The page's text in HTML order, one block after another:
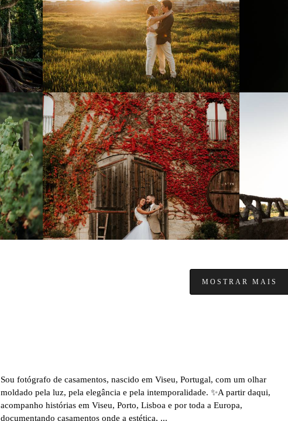
734 0
1092 0
MOSTRAR MAIS
Sou fotógrafo de casamentos, nascido em Viseu, Portugal, com um olhar
moldado pela luz, pela elegância e pela intemporalidade. ✨A partir daqui,
acompanho histórias em Viseu, Porto, Lisboa e por toda a Europa,
documentando casamentos onde a estética, ...